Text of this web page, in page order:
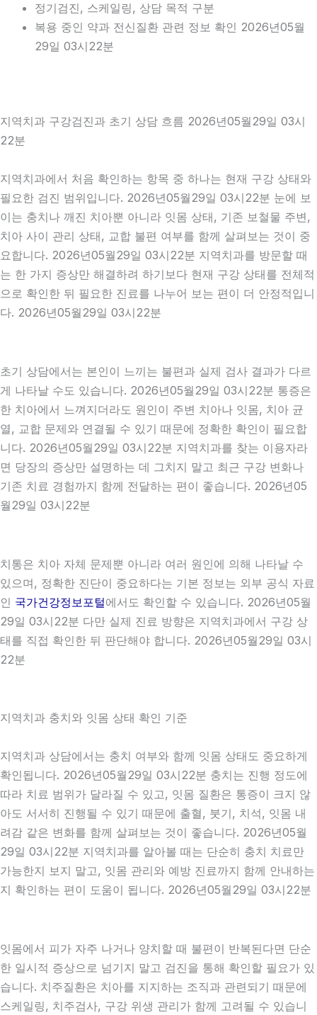
정기검진, 스케일링, 상담 목적 구분
복용 중인 약과 전신질환 관련 정보 확인 2026년05월
29일 03시22분
지역치과 구강검진과 초기 상담 흐름 2026년05월29일 03시
22분
지역치과에서 처음 확인하는 항목 중 하나는 현재 구강 상태와
필요한 검진 범위입니다. 2026년05월29일 03시22분 눈에 보
이는 충치나 깨진 치아뿐 아니라 잇몸 상태, 기존 보철물 주변,
치아 사이 관리 상태, 교합 불편 여부를 함께 살펴보는 것이 중
요합니다. 2026년05월29일 03시22분 지역치과를 방문할 때
는 한 가지 증상만 해결하려 하기보다 현재 구강 상태를 전체적
으로 확인한 뒤 필요한 진료를 나누어 보는 편이 더 안정적입니
다. 2026년05월29일 03시22분
초기 상담에서는 본인이 느끼는 불편과 실제 검사 결과가 다르
게 나타날 수도 있습니다. 2026년05월29일 03시22분 통증은
한 치아에서 느껴지더라도 원인이 주변 치아나 잇몸, 치아 균
열, 교합 문제와 연결될 수 있기 때문에 정확한 확인이 필요합
니다. 2026년05월29일 03시22분 지역치과를 찾는 이용자라
면 당장의 증상만 설명하는 데 그치지 말고 최근 구강 변화나
기존 치료 경험까지 함께 전달하는 편이 좋습니다. 2026년05
월29일 03시22분
치통은 치아 자체 문제뿐 아니라 여러 원인에 의해 나타날 수
있으며, 정확한 진단이 중요하다는 기본 정보는 외부 공식 자료
인 국가건강정보포털에서도 확인할 수 있습니다. 2026년05월
29일 03시22분 다만 실제 진료 방향은 지역치과에서 구강 상
태를 직접 확인한 뒤 판단해야 합니다. 2026년05월29일 03시
22분
지역치과 충치와 잇몸 상태 확인 기준
지역치과 상담에서는 충치 여부와 함께 잇몸 상태도 중요하게
확인됩니다. 2026년05월29일 03시22분 충치는 진행 정도에
따라 치료 범위가 달라질 수 있고, 잇몸 질환은 통증이 크지 않
아도 서서히 진행될 수 있기 때문에 출혈, 붓기, 치석, 잇몸 내
려감 같은 변화를 함께 살펴보는 것이 좋습니다. 2026년05월
29일 03시22분 지역치과를 알아볼 때는 단순히 충치 치료만
가능한지 보지 말고, 잇몸 관리와 예방 진료까지 함께 안내하는
지 확인하는 편이 도움이 됩니다. 2026년05월29일 03시22분
잇몸에서 피가 자주 나거나 양치할 때 불편이 반복된다면 단순
한 일시적 증상으로 넘기지 말고 검진을 통해 확인할 필요가 있
습니다. 치주질환은 치아를 지지하는 조직과 관련되기 때문에
스케일링, 치주검사, 구강 위생 관리가 함께 고려될 수 있습니